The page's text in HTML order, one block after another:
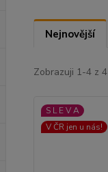
Nejnovější
Zobrazuji 1-4 z 4
S L E V A
V ČR jen u nás!